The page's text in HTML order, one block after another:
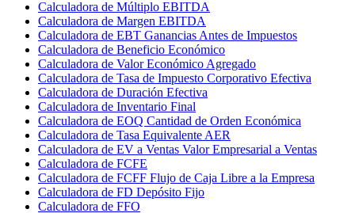
Calculadora de Múltiplo EBITDA
Calculadora de Margen EBITDA
Calculadora de EBT Ganancias Antes de Impuestos
Calculadora de Beneficio Económico
Calculadora de Valor Económico Agregado
Calculadora de Tasa de Impuesto Corporativo Efectiva
Calculadora de Duración Efectiva
Calculadora de Inventario Final
Calculadora de EOQ Cantidad de Orden Económica
Calculadora de Tasa Equivalente AER
Calculadora de EV a Ventas Valor Empresarial a Ventas
Calculadora de FCFE
Calculadora de FCFF Flujo de Caja Libre a la Empresa
Calculadora de FD Depósito Fijo
Calculadora de FFO